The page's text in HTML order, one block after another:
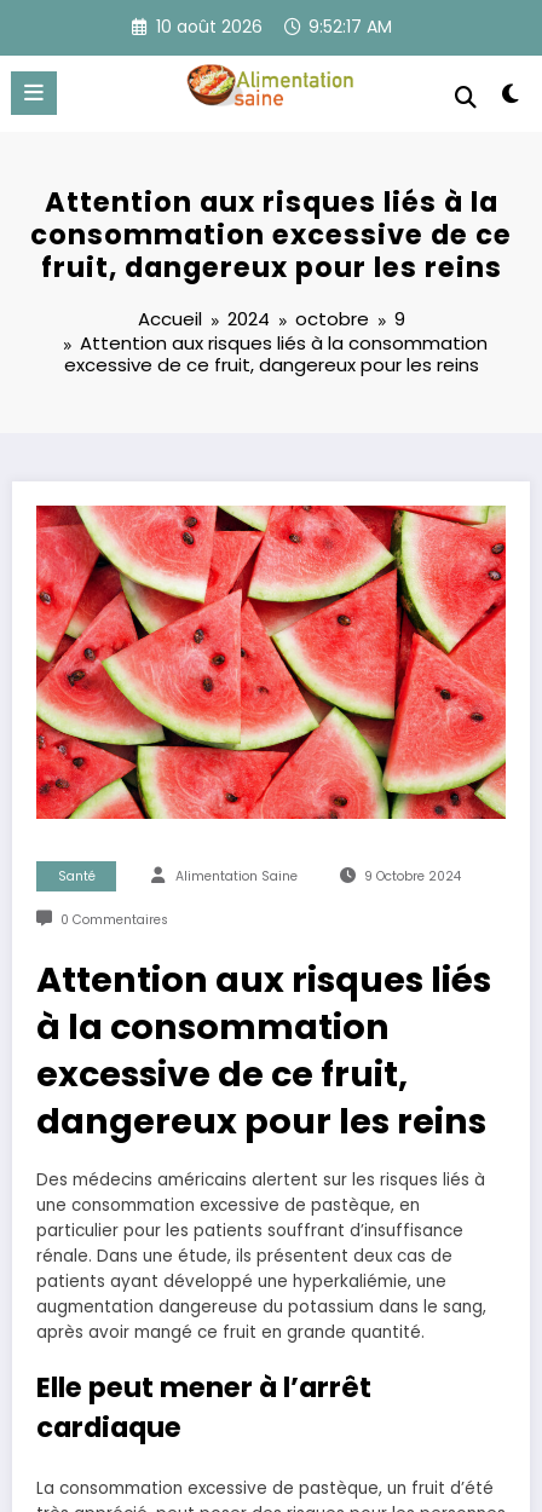
contenu
10 août 2026 9:52:17 AM
Attention aux risques liés à la
consommation excessive de ce
fruit, dangereux pour les reins
Accueil 2024 octobre
9
Attention aux risques liés à la consommation
excessive de ce fruit, dangereux pour les reins
Santé Alimentation Saine 9 Octobre 2024
0 Commentaires
Attention aux risques liés
à la consommation
excessive de ce fruit,
dangereux pour les reins
Des médecins américains alertent sur les risques liés à
une consommation excessive de pastèque, en
particulier pour les patients souffrant d’insuffisance
rénale. Dans une étude, ils présentent deux cas de
patients ayant développé une hyperkaliémie, une
augmentation dangereuse du potassium dans le sang,
après avoir mangé ce fruit en grande quantité.
Elle peut mener à l’arrêt
cardiaque
La consommation excessive de pastèque, un fruit d’été